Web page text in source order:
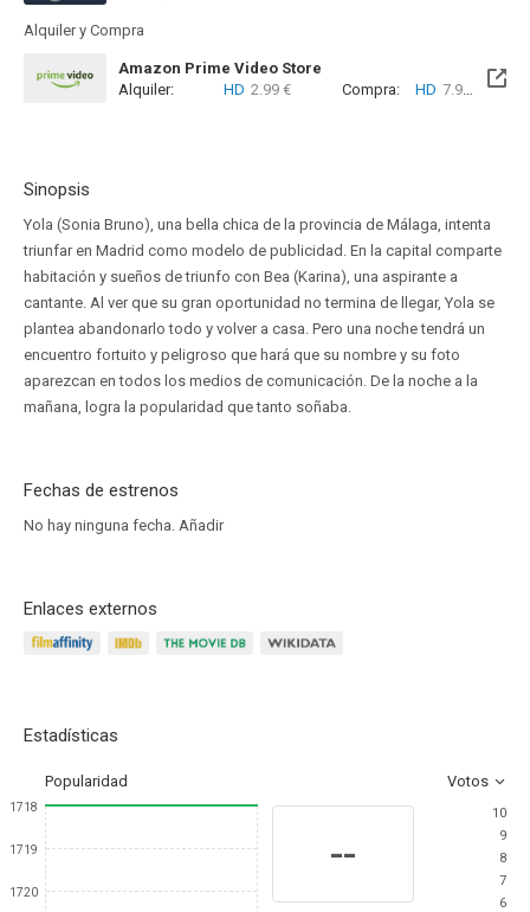
Alquiler y Compra
Amazon Prime Video Store
Alquiler:
HD 2.99 € Compra: HD 7.99 €
Sinopsis
Yola (Sonia Bruno), una bella chica de la provincia de Málaga, intenta
triunfar en Madrid como modelo de publicidad. En la capital comparte
habitación y sueños de triunfo con Bea (Karina), una aspirante a
cantante. Al ver que su gran oportunidad no termina de llegar, Yola se
plantea abandonarlo todo y volver a casa. Pero una noche tendrá un
encuentro fortuito y peligroso que hará que su nombre y su foto
aparezcan en todos los medios de comunicación. De la noche a la
mañana, logra la popularidad que tanto soñaba.
Fechas de estrenos
No hay ninguna fecha. Añadir
Enlaces externos
Estadísticas
Popularidad Votos
1718
1719
1720
--
10
9
8
7
6